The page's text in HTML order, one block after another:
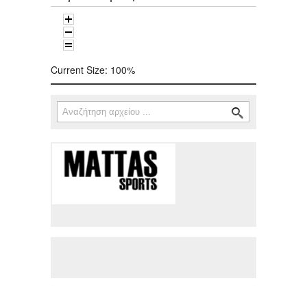
Current Size: 100%
Φόρμα αναζήτησης
Αναζήτηση